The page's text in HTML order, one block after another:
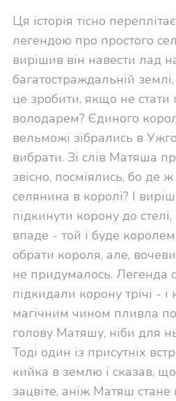
Ця історія тісно
легендою про простого
вирішив він навести лад
багатостраждальній
це зробити, якщо не стати
володарем? Єдиного
вельможі зібрались в
вибрати. Зі слів Матяша
звісно, посміялись, бо де
селянина в королі? І
підкинути корону до
впаде - той і буде
обрати короля, але,
не придумалось. Легенда
підкидали корону трічі -
магічним чином пливла по
голову Матяшу, ніби для
Тоді один із присутніх
кийка в землю і сказав,
зацвіте, аніж Матяш